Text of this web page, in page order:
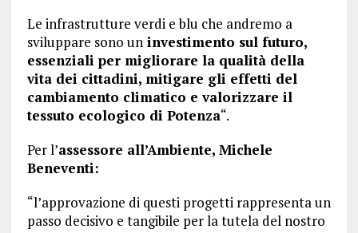
Le infrastrutture verdi e blu che andremo a
sviluppare sono uninvestimento sul futuro,
essenziali per migliorare la qualità della
vita dei cittadini, mitigare gli effetti del
cambiamento climatico e valorizzare il
tessuto ecologico di Potenza“.
Per l’assessore all’Ambiente, Michele
Beneventi:
“l’approvazione di questi progetti rappresenta un
passo decisivo e tangibile per la tutela del nostro